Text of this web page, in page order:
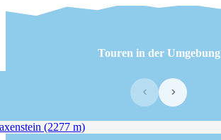
Touren in der Umgebung
‹ ›